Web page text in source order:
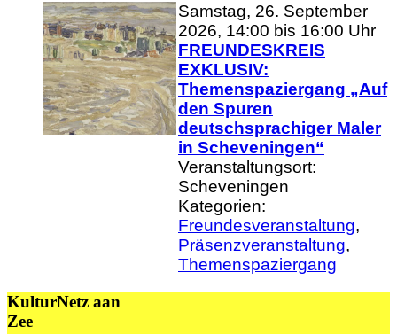
Samstag, 26. September
2026, 14:00 bis 16:00 Uhr
FREUNDESKREIS
EXKLUSIV:
Themenspaziergang „Auf
den Spuren
deutschsprachiger Maler
in Scheveningen“
Veranstaltungsort:
Scheveningen
Kategorien:
Freundesveranstaltung,
Präsenzveranstaltung,
Themenspaziergang
KulturNetz aan
Zee